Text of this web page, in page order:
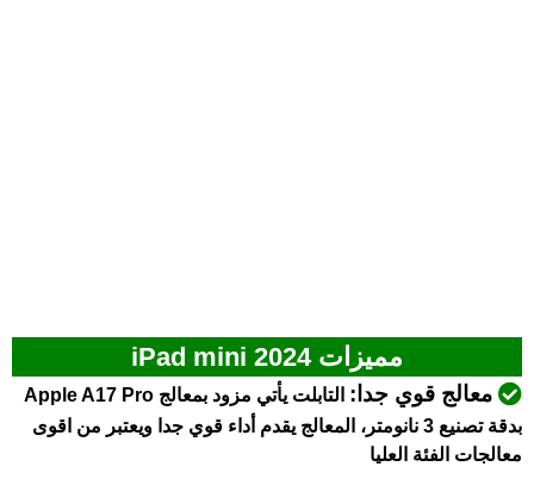
مميزات iPad mini 2024
معالج قوي جدا:
التابلت يأتي مزود بمعالج Apple A17 Pro
بدقة تصنيع 3 نانومتر، المعالج يقدم أداء قوي جدا ويعتبر من اقوى
معالجات الفئة العليا